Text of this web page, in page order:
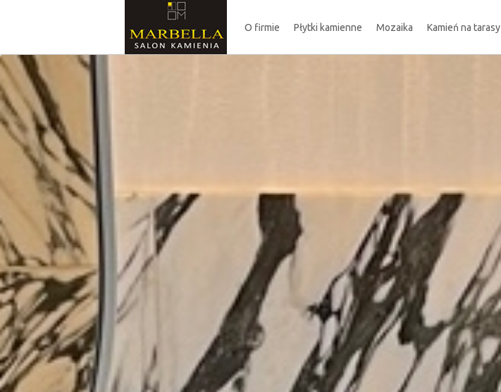
O firmie Płytki kamienne Mozaika Kamień na tarasy